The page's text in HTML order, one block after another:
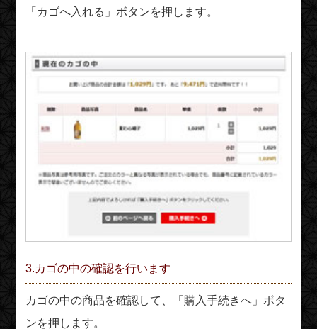
「カゴへ入れる」ボタンを押します。
3.カゴの中の確認を行います
カゴの中の商品を確認して、「購入手続きへ」ボタ
ンを押します。